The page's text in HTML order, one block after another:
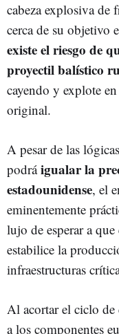
cabeza explosiva de
cerca de su objetivo
existe el riesgo de
proyectil balístico
cayendo y explote
original.
A pesar de las
podráigualar la
estadounidense, el
eminentemente
lujo de esperar a
estabilice la
infraestructuras
Al acortar el ciclo de
a los componentes